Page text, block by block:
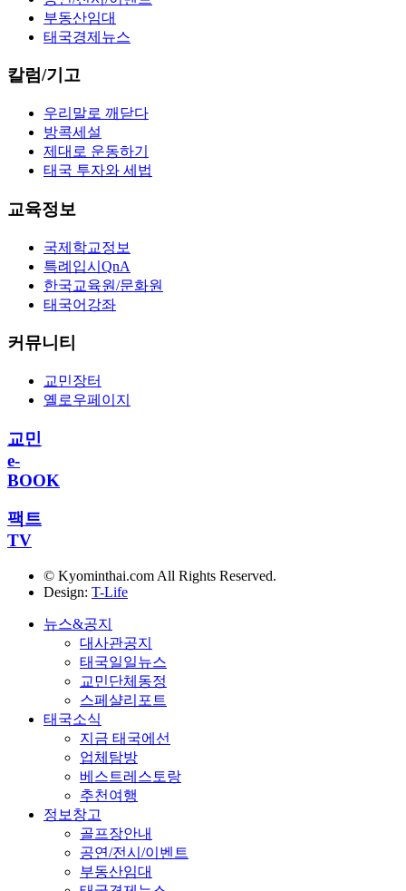
부동산임대
태국경제뉴스
칼럼/기고
우리말로 깨닫다
방콕세설
제대로 운동하기
태국 투자와 세법
교육정보
국제학교정보
특례입시QnA
한국교육원/문화원
태국어강좌
커뮤니티
교민장터
옐로우페이지
교민
e-
BOOK
팩트
TV
© Kyominthai.com All Rights Reserved.
Design: T-Life
뉴스&공지
대사관공지
태국일일뉴스
교민단체동정
스페샬리포트
태국소식
지금 태국에선
업체탐방
베스트레스토랑
추천여행
정보창고
골프장안내
공연/전시/이벤트
부동산임대